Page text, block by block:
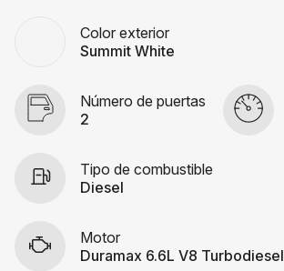
Color exterior
Summit White
Número de puertas
2
Tipo de combustible
Diesel
Motor
Duramax 6.6L V8 Turbodiesel